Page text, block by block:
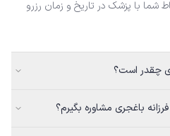
شما با پزشک در تاریخ و زمان رزرو
بگیرم؟